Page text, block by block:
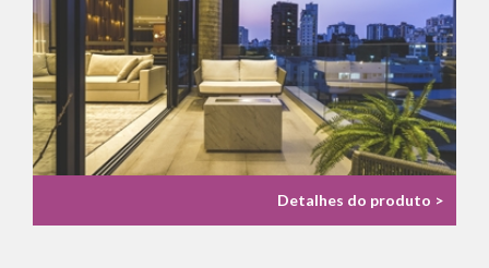
Detalhes do produto >